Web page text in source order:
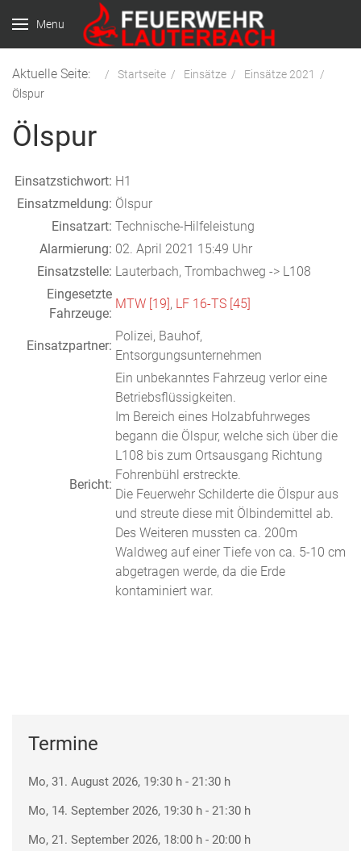
Menu
Aktuelle Seite: Startseite Einsätze
Einsätze 2021
Ölspur
Ölspur
Einsatzstichwort: H1
Einsatzmeldung: Ölspur
Einsatzart: Technische-Hilfeleistung
Alarmierung: 02. April 2021 15:49 Uhr
Einsatzstelle: Lauterbach, Trombachweg -> L108
Eingesetzte
Fahrzeuge:
MTW [19], LF 16-TS [45]
Einsatzpartner:
Polizei, Bauhof,
Entsorgungsunternehmen
Bericht:
Ein unbekanntes Fahrzeug verlor eine
Betriebsflüssigkeiten.
Im Bereich eines Holzabfuhrweges
begann die Ölspur, welche sich über die
L108 bis zum Ortsausgang Richtung
Fohrenbühl erstreckte.
Die Feuerwehr Schilderte die Ölspur aus
und streute diese mit Ölbindemittel ab.
Des Weiteren mussten ca. 200m
Waldweg auf einer Tiefe von ca. 5-10 cm
abgetragen werde, da die Erde
kontaminiert war.
Termine
Mo, 31. August 2026, 19:30 h - 21:30 h
Mo, 14. September 2026, 19:30 h - 21:30 h
Mo, 21. September 2026, 18:00 h - 20:00 h